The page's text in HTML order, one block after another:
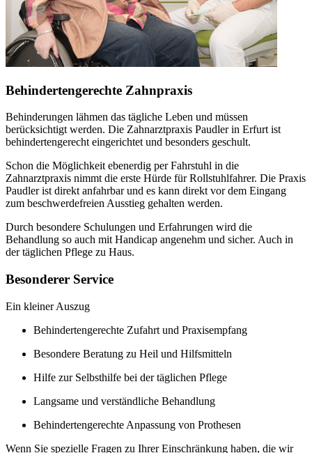
Behindertengerechte Zahnpraxis
Behinderungen lähmen das tägliche Leben und müssen
berücksichtigt werden. Die Zahnarztpraxis Paudler in Erfurt ist
behindertengerecht eingerichtet und besonders geschult.
Schon die Möglichkeit ebenerdig per Fahrstuhl in die
Zahnarztpraxis nimmt die erste Hürde für Rollstuhlfahrer. Die Praxis
Paudler ist direkt anfahrbar und es kann direkt vor dem Eingang
zum beschwerdefreien Ausstieg gehalten werden.
Durch besondere Schulungen und Erfahrungen wird die
Behandlung so auch mit Handicap angenehm und sicher. Auch in
der täglichen Pflege zu Haus.
Besonderer Service
Ein kleiner Auszug
Behindertengerechte Zufahrt und Praxisempfang
Besondere Beratung zu Heil und Hilfsmitteln
Hilfe zur Selbsthilfe bei der täglichen Pflege
Langsame und verständliche Behandlung
Behindertengerechte Anpassung von Prothesen
Wenn Sie spezielle Fragen zu Ihrer Einschränkung haben, die wir